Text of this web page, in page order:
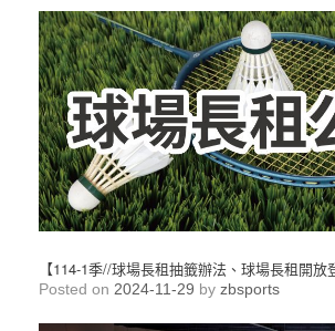
【114-1季//球場長租抽籤辦法、球場長租開放
Posted on 2024-11-29 by zbsports